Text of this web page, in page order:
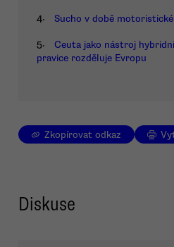
4. Sucho v době motoristické
5.
Ceuta jako nástroj
pravice rozděluje Evropu
Zkopírovat odkaz
Diskuse